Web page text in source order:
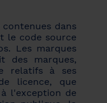
dans
le code source
Les marques
des marques,
relatifs à ses
licence, que
l'exception de